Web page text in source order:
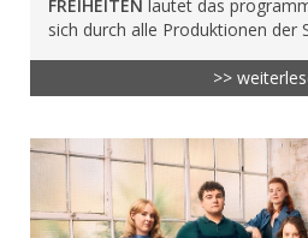
FREIHEITEN lautet das
sich durch alle Produktionen der
>>